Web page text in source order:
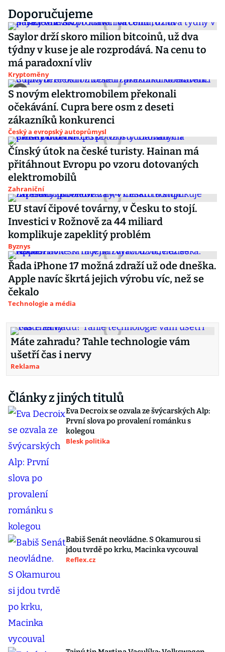
Doporučujeme
Saylor drží skoro milion bitcoinů, už dva
týdny v kuse je ale rozprodává. Na cenu to
má paradoxní vliv
Kryptoměny
S novým elektromobilem překonali
očekávání. Cupra bere osm z deseti
zákazníků konkurenci
Český a evropský autoprůmysl
Čínský útok na české turisty. Hainan má
přitáhnout Evropu po vzoru dotovaných
elektromobilů
Zahraniční
EU staví čipové továrny, v Česku to stojí.
Investici v Rožnově za 44 miliard
komplikuje zapeklitý problém
Byznys
Řada iPhone 17 možná zdraží už ode dneška.
Apple navíc škrtá jejich výrobu víc, než se
čekalo
Technologie a média
Máte zahradu? Tahle technologie vám
ušetří čas i nervy
Reklama
Články z jiných titulů
Eva Decroix se ozvala ze švýcarských Alp:
První slova po provalení románku s
kolegou
Blesk politika
Babiš Senát neovládne. S Okamurou si
jdou tvrdě po krku, Macinka vycouval
Reflex.cz